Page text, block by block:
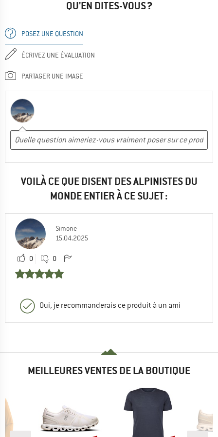
QU'EN DITES-VOUS ?
POSEZ UNE QUESTION
ÉCRIVEZ UNE ÉVALUATION
PARTAGER UNE IMAGE
VOILÀ CE QUE DISENT DES ALPINISTES DU
MONDE ENTIER À CE SUJET :
Simone
15.04.2025
0 0
Oui, je recommanderais ce produit à un ami
MEILLEURES VENTES DE LA BOUTIQUE